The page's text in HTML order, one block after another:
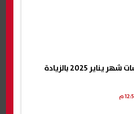
موعد صرف معاشات شهر يناير 2025 بالزيادة